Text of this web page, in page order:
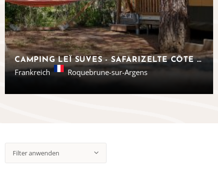
CAMPING LEÏ SUVES - SAFARIZELTE CÔTE D'AZUR
Frankreich Roquebrune-sur-Argens
Filter anwenden